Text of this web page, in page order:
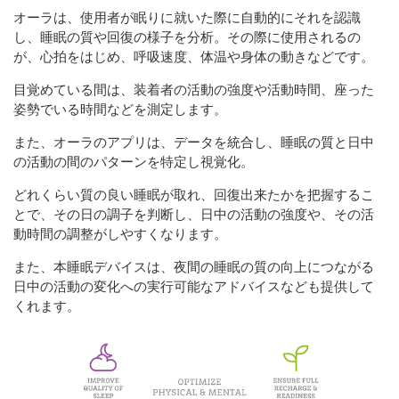
オーラは、使用者が眠りに就いた際に自動的にそれを認識
し、睡眠の質や回復の様子を分析。その際に使用されるの
が、心拍をはじめ、呼吸速度、体温や身体の動きなどです。
目覚めている間は、装着者の活動の強度や活動時間、座った
姿勢でいる時間などを測定します。
また、オーラのアプリは、データを統合し、睡眠の質と日中
の活動の間のパターンを特定し視覚化。
どれくらい質の良い睡眠が取れ、回復出来たかを把握するこ
とで、その日の調子を判断し、日中の活動の強度や、その活
動時間の調整がしやすくなります。
また、本睡眠デバイスは、夜間の睡眠の質の向上につながる
日中の活動の変化への実行可能なアドバイスなども提供して
くれます。